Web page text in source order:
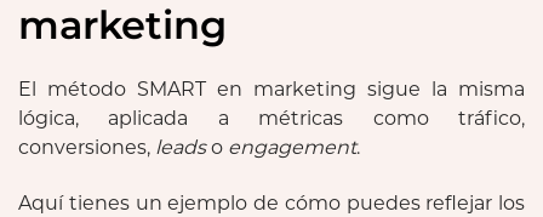
marketing
El método SMART en marketing sigue la misma
lógica, aplicada a métricas como tráfico,
conversiones, leadso engagement.
Aquí tienes un ejemplo de cómo puedes reflejar los